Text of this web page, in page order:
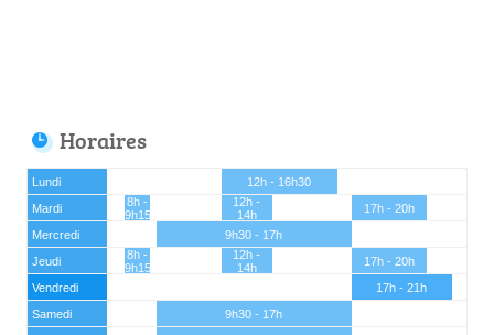
Horaires
Lundi
12h - 16h30
Mardi
8h -
9h15
12h -
14h
17h - 20h
Mercredi
9h30 - 17h
Jeudi
8h -
9h15
12h -
14h
17h - 20h
Vendredi
17h - 21h
Samedi
9h30 - 17h